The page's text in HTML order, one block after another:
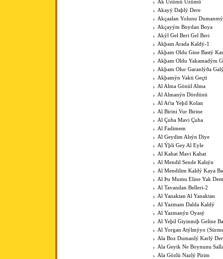
Ak Üzümü Üzümü
Akayý Daþlý Dere
Akçaalan Yolunu
Akçayým Boydan Boya
Akýl Gel Beri Gel Beri
Akþam Arada Kaldý-1
Akþam Oldu Gine Bastý
Akþam Oldu Yakamadým
Akþam Olur Garanlýða
Akþamýn Vakti Geçti
Al Alma Gönül Alma
Al Almanýn Dördünü
Al At'ta Yeþil Kolan
Al Birini Vur Birine
Al Çuha Mavi Çuha
Al Fadimem
Al Geydim Alsýn Diye
Al Ýþli Gey Al Eyle
Al Kahat Mavi Kahat
Al Mendil Sende Kalsýn
Al Mendilim Kaldý Kaya
Al Þu Mumu Eline Yak
Al Tavandan Belleri-2
Al Yanaktan Al Yanaktan
Al Yazmam Dalda Kaldý
Al Yazmanýn Oyasý
Al Yeþil Giyinmiþ Geline
Al Yorgan Atýlmýyo
Ala Boz Dumanlý Karlý
Ala Geyik Ne Boynunu
Ala Gözlü Nazlý Pirim